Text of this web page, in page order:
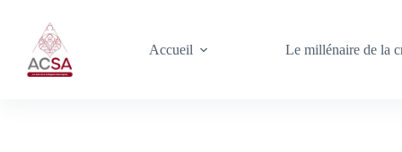
contenu
Accueil Le millénaire de la